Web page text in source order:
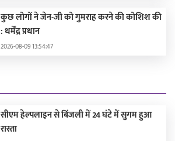
कुछ लोगों ने जेन-जी को गुमराह करने की कोशिश की
: धर्मेंद्र प्रधान
2026-08-09 13:54:47
सीएम हेल्पलाइन से बिंजली में 24 घंटे में सुगम हुआ
रास्ता